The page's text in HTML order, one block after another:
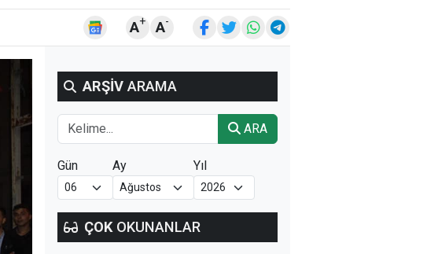
A+ A-
ARŞİV ARAMA
ARA
Gün Ay Yıl
ÇOK OKUNANLAR